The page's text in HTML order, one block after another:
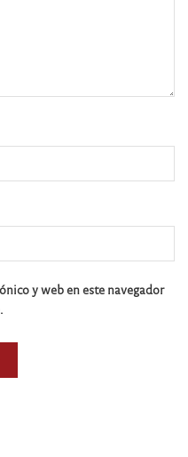
y web en este navegador